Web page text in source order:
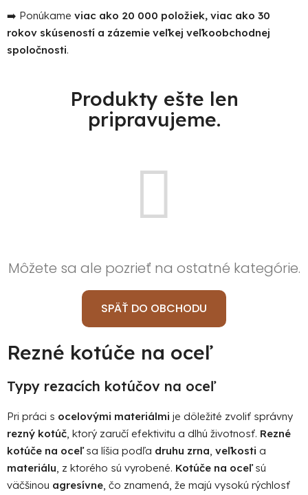
➡️ Ponúkame viac ako 20 000 položiek, viac ako 30
rokov skúseností a zázemie veľkej veľkoobchodnej
spoločnosti.
Produkty ešte len
pripravujeme.
Môžete sa ale pozrieť na ostatné kategórie.
SPÄŤ DO OBCHODU
Rezné kotúče na oceľ
Typy rezacích kotúčov na oceľ
Pri práci s ocelovými materiálmi je dôležité zvoliť správny
rezný kotúč, ktorý zaručí efektivitu a dlhú životnosť. Rezné
kotúče na oceľsa líšia podľa druhu zrna, veľkosti a
materiálu, z ktorého sú vyrobené. Kotúče na oceľsú
väčšinou agresívne, čo znamená, že majú vysokú rýchlosť